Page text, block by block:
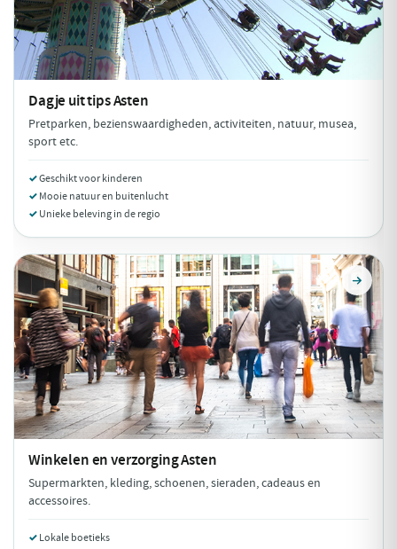
Dagje uit tipsAsten
Pretparken, bezienswaardigheden, activiteiten, natuur, musea,
sport etc.
Geschikt voor kinderen
Mooie natuur en buitenlucht
Unieke beleving in de regio
Winkelen en verzorgingAsten
Supermarkten, kleding, schoenen, sieraden, cadeaus en
accessoires.
Lokale boetieks